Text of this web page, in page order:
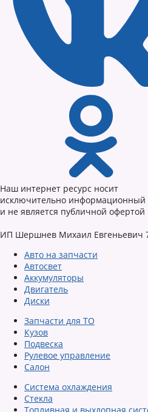
Наш интернет ресурс носит
исключительно информационный
и не является публичной офертой
ИП Шершнев Михаил Евгеньевич
Авто на запчасти
Автосвет
Аккумуляторы
Двигатель
Диски
Запчасти для ТО
Кузов
Подвеска
Рулевое управление
Салон
Система охлаждения
Стекла
Топливная и выхлопная